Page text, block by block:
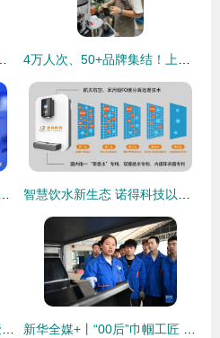
领智能终端制造新浪潮 4万人次、50+品牌集结！上海咖啡节限时三天引爆味蕾盛宴
2018 中国深圳技术服务与制造分享会 智慧饮水新生态 诺得科技以技术服务驱动云共享项目创新
我为师生办实事 | 北大餐饮聚焦师生餐饮需求 温情服务滋润心 技术服务制作 新华全媒+丨“00后”巾帼工匠 技能成才书写励志人生